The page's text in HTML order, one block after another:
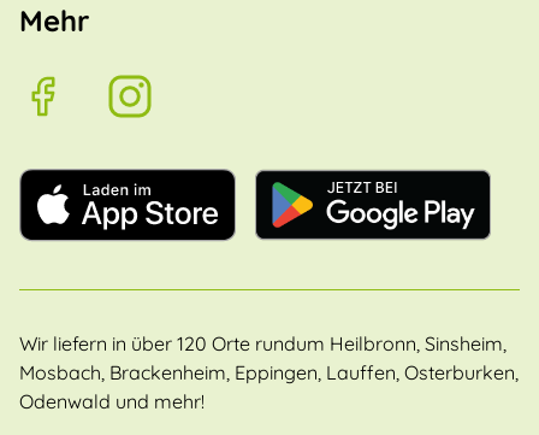
Mehr
Wir liefern in über 120 Orte rundum Heilbronn, Sinsheim,
Mosbach, Brackenheim, Eppingen, Lauffen, Osterburken,
Odenwald und mehr!